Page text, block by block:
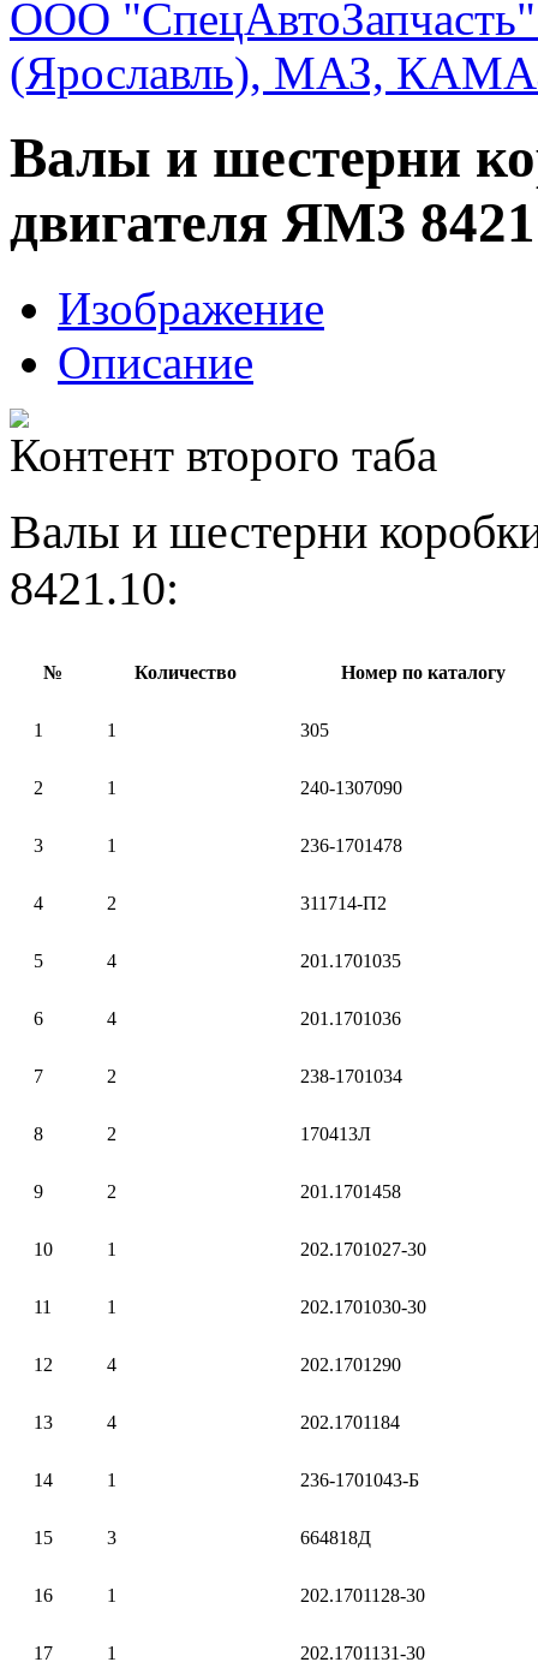
ООО
(Ярославль), МАЗ,
Валы и шестерни
двигателя ЯМЗ
Изображение
Описание
Контент второго таба
Валы и шестерни
8421.10:
№ Количество Номер по каталогу
1 1 305
2 1 240-1307090
3 1 236-1701478
4 2 311714-П2
5 4 201.1701035
6 4 201.1701036
7 2 238-1701034
8 2 170413Л
9 2 201.1701458
10 1 202.1701027-30
11 1 202.1701030-30
12 4 202.1701290
13 4 202.1701184
14 1 236-1701043-Б
15 3 664818Д
16 1 202.1701128-30
17 1 202.1701131-30